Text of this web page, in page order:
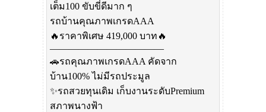
เต็ม100 ขับขี่ดีมาก ๆ
รถบ้านคุณภาพเกรดAAA
🔥ราคาพิเศษ 419,000 บาท🔥
————————————
🚗รถคุณภาพเกรดAAA คัดจาก
บ้าน100% ไม่มีรถประมูล
✨รถสวยทุนเดิม เก็บงานระดับPremium
สภาพนางฟ้า